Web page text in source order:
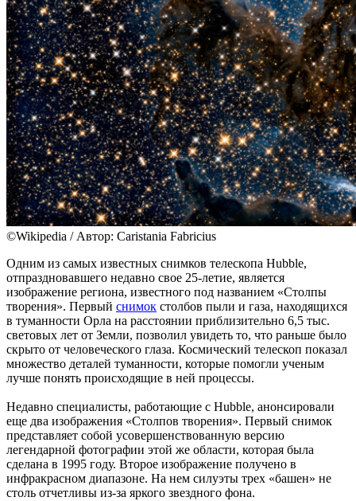
©Wikipedia / Автор: Caristania Fabricius
Одним из самых известных снимков телескопа Hubble,
отпраздновавшего недавно свое 25-летие, является
изображение региона, известного под названием «Столпы
творения». Первый снимок столбов пыли и газа, находящихся
в туманности Орла на расстоянии приблизительно 6,5 тыс.
световых лет от Земли, позволил увидеть то, что раньше было
скрыто от человеческого глаза. Космический телескоп показал
множество деталей туманности, которые помогли ученым
лучше понять происходящие в ней процессы.
Недавно специалисты, работающие с Hubble, анонсировали
еще два изображения «Столпов творения». Первый снимок
представляет собой усовершенствованную версию
легендарной фотографии этой же области, которая была
сделана в 1995 году. Второе изображение получено в
инфракрасном диапазоне. На нем силуэты трех «башен» не
столь отчетливы из-за яркого звездного фона.